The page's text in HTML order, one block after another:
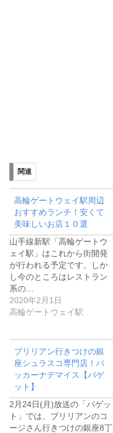
関連
高輪ゲートウェイ駅周辺
おすすめランチ！安くて
美味しいお店１０選
山手線新駅「高輪ゲートウ
ェイ駅」はこれから街開発
が行われる予定です。しか
し今のところはレストラン
系の…
2020年2月1日
高輪ゲートウェイ駅
ブリリアン行きつけの銀
座シュラスコ専門店！バ
ッカーナデマイス【バゲ
ット】
2月24日(月)放送の「バゲッ
ト」では、ブリリアンのコ
ージさん行きつけの銀座8丁